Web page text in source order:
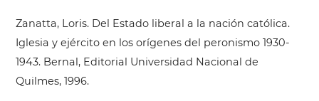
Zanatta, Loris. Del Estado liberal a la nación católica.
Iglesia y ejército en los orígenes del peronismo 1930-
1943. Bernal, Editorial Universidad Nacional de
Quilmes, 1996.